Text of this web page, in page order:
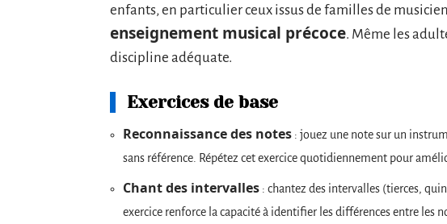
enfants, en particulier ceux issus de familles de
enseignement musical précoce. Même les
discipline adéquate.
Exercices de base
Reconnaissance des notes : jouez une note sur un
sans référence. Répétez cet exercice quotidiennement pour
Chant des intervalles : chantez des intervalles (tierces,
exercice renforce la capacité à identifier les différences entre les